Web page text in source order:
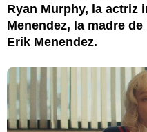
Ryan Murphy, la actriz
Menendez, la madre
Erik Menendez.